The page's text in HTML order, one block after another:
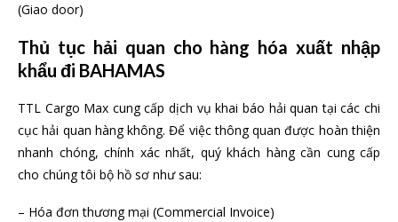
(Giao door)
Thủ tục hải quan cho hàng hóa xuất nhập
khẩu đi BAHAMAS
TTL Cargo Max cung cấp dịch vụ khai báo hải quan tại các chi
cục hải quan hàng không. Để việc thông quan được hoàn thiện
nhanh chóng, chính xác nhất, quý khách hàng cần cung cấp
cho chúng tôi bộ hồ sơ như sau:
– Hóa đơn thương mại (Commercial Invoice)